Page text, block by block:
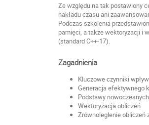
Ze względu na tak postawiony
nakładu czasu ani
Podczas szkolenia
pamięci, a także wektoryzacji i
(standard C++-17).
Zagadnienia
Kluczowe czynniki
Generacja efektywnego
Podstawy
Wektoryzacja obliczeń
Zrównoleglenie obliczeń